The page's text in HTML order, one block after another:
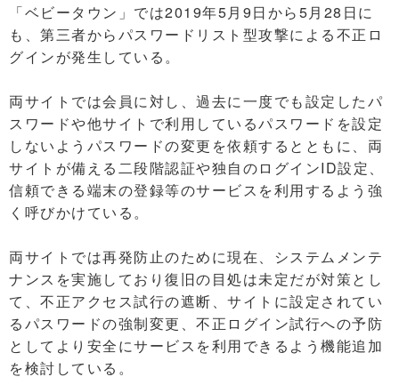
「ベビータウン」では2019年5月9日から5月28日に
も、第三者からパスワードリスト型攻撃による不正ロ
グインが発生している。
両サイトでは会員に対し、過去に一度でも設定したパ
スワードや他サイトで利用しているパスワードを設定
しないようパスワードの変更を依頼するとともに、両
サイトが備える二段階認証や独自のログインID設定、
信頼できる端末の登録等のサービスを利用するよう強
く呼びかけている。
両サイトでは再発防止のために現在、システムメンテ
ナンスを実施しており復旧の目処は未定だが対策とし
て、不正アクセス試行の遮断、サイトに設定されてい
るパスワードの強制変更、不正ログイン試行への予防
としてより安全にサービスを利用できるよう機能追加
を検討している。